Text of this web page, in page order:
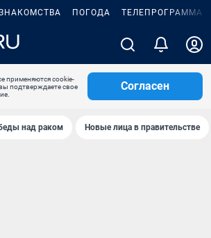
ПОГОДА ТЕЛЕПРОГРАММА
применяются cookie-
подтверждаете свое
Согласен
над раком Новые лица в правительстве